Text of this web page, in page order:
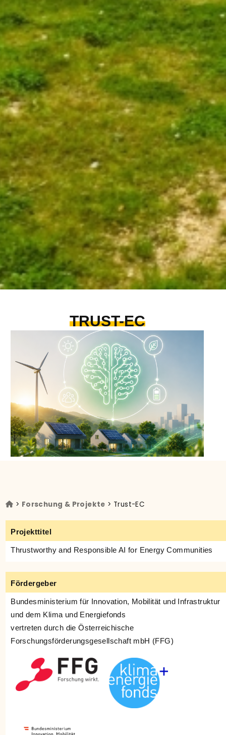
TRUST-EC
> Forschung & Projekte > Trust-EC
Projekttitel
Thrustworthy and Responsible AI for Energy Communities
Fördergeber
Bundesministerium für Innovation, Mobilität und Infrastruktur
und dem Klima und Energiefonds
vertreten durch die Österreichische
Forschungsförderungsgesellschaft mbH (FFG)